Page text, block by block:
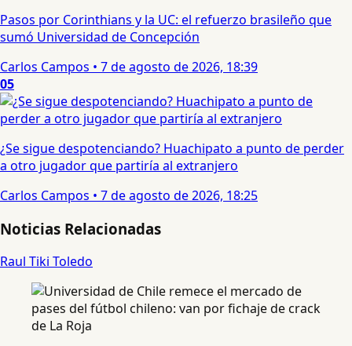
Pasos por Corinthians y la UC: el refuerzo brasileño que
sumó Universidad de Concepción
Carlos Campos • 7 de agosto de 2026, 18:39
05
¿Se sigue despotenciando? Huachipato a punto de perder
a otro jugador que partiría al extranjero
Carlos Campos • 7 de agosto de 2026, 18:25
Noticias Relacionadas
Raul Tiki Toledo